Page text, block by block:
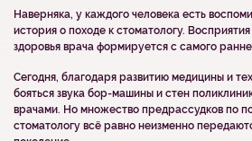
Наверняка, у каждого человека есть
история о походе к стоматологу.
здоровья врача формируется с самого
Сегодня, благодаря развитию медицины и
бояться звука бор-машины и стен
врачами. Но множество предрассудков по
стоматологу всё равно неизменно